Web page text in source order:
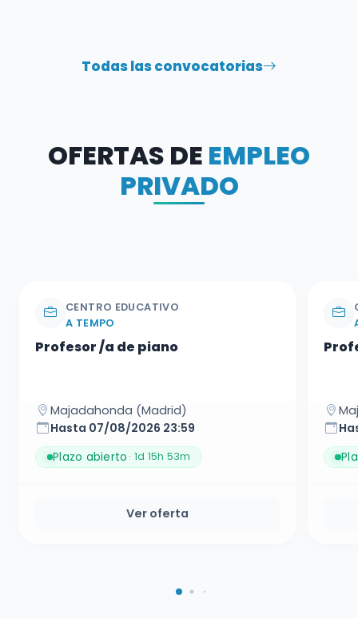
Todas las convocatorias
OFERTAS DE EMPLEO
PRIVADO
CENTRO EDUCATIVO
A TEMPO
Profesor /a de piano
Majadahonda (Madrid)
Hasta 07/08/2026 23:59
Plazo abierto · 1d 15h 52m
Ver oferta